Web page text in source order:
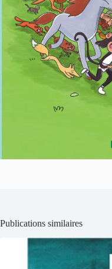
Publications similaires